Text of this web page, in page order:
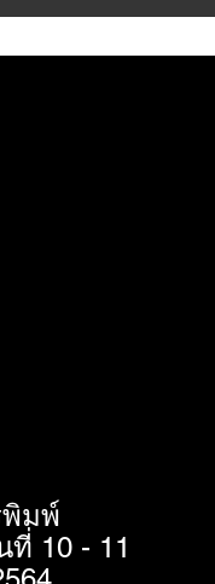
มพ์
10 - 11